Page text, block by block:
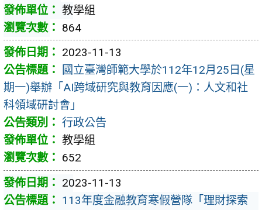
教學組
864
2023-11-13
國立臺灣師範大學於112年12月25日(星
期一)舉辦「AI跨域研究與教育因應(一)：人文和社
科領域研討會」
行政公告
教學組
652
2023-11-13
113年度金融教育寒假營隊「理財探索